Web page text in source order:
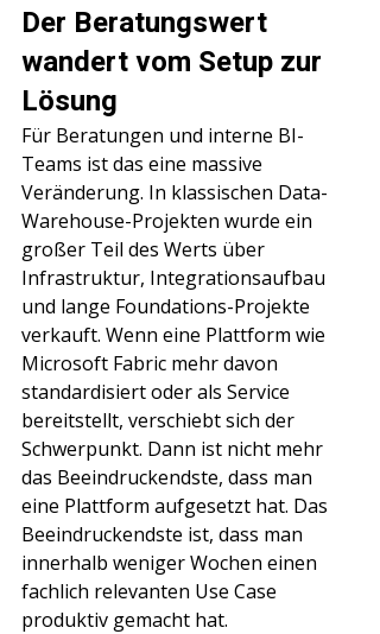
Der Beratungswert
wandert vom Setup zur
Lösung
Für Beratungen und interne BI-
Teams ist das eine massive
Veränderung. In klassischen Data-
Warehouse-Projekten wurde ein
großer Teil des Werts über
Infrastruktur, Integrationsaufbau
und lange Foundations-Projekte
verkauft. Wenn eine Plattform wie
Microsoft Fabric mehr davon
standardisiert oder als Service
bereitstellt, verschiebt sich der
Schwerpunkt. Dann ist nicht mehr
das Beeindruckendste, dass man
eine Plattform aufgesetzt hat. Das
Beeindruckendste ist, dass man
innerhalb weniger Wochen einen
fachlich relevanten Use Case
produktiv gemacht hat.